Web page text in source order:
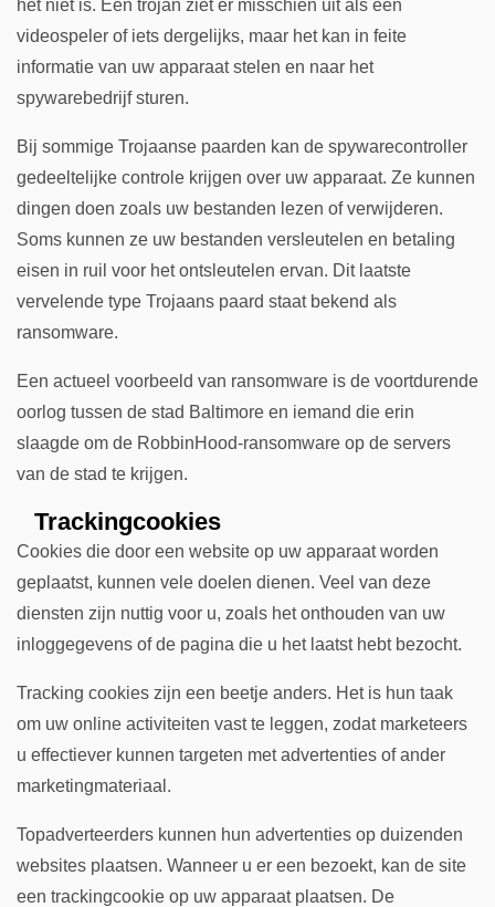
het niet is. Een trojan ziet er misschien uit als een
videospeler of iets dergelijks, maar het kan in feite
informatie van uw apparaat stelen en naar het
spywarebedrijf sturen.
Bij sommige Trojaanse paarden kan de spywarecontroller
gedeeltelijke controle krijgen over uw apparaat. Ze kunnen
dingen doen zoals uw bestanden lezen of verwijderen.
Soms kunnen ze uw bestanden versleutelen en betaling
eisen in ruil voor het ontsleutelen ervan. Dit laatste
vervelende type Trojaans paard staat bekend als
ransomware.
Een actueel voorbeeld van ransomware is de voortdurende
oorlog tussen de stad Baltimore en iemand die erin
slaagde om de RobbinHood-ransomware op de servers
van de stad te krijgen.
Trackingcookies
Cookies die door een website op uw apparaat worden
geplaatst, kunnen vele doelen dienen. Veel van deze
diensten zijn nuttig voor u, zoals het onthouden van uw
inloggegevens of de pagina die u het laatst hebt bezocht.
Tracking cookies zijn een beetje anders. Het is hun taak
om uw online activiteiten vast te leggen, zodat marketeers
u effectiever kunnen targeten met advertenties of ander
marketingmateriaal.
Topadverteerders kunnen hun advertenties op duizenden
websites plaatsen. Wanneer u er een bezoekt, kan de site
een trackingcookie op uw apparaat plaatsen. De